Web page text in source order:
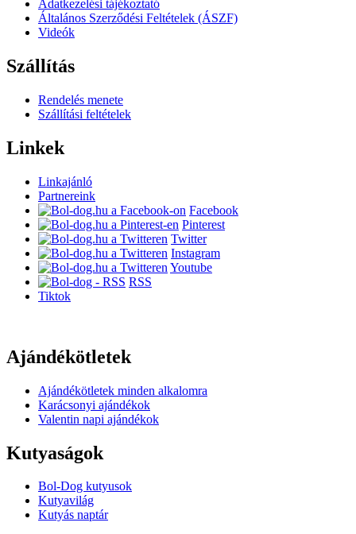
Adatkezelési tájékoztató
Általános Szerződési Feltételek (ÁSZF)
Videók
Szállítás
Rendelés menete
Szállítási feltételek
Linkek
Linkajánló
Partnereink
Facebook
Pinterest
Twitter
Instagram
Youtube
RSS
Tiktok
Ajándékötletek
Ajándékötletek minden alkalomra
Karácsonyi ajándékok
Valentin napi ajándékok
Kutyaságok
Bol-Dog kutyusok
Kutyavilág
Kutyás naptár